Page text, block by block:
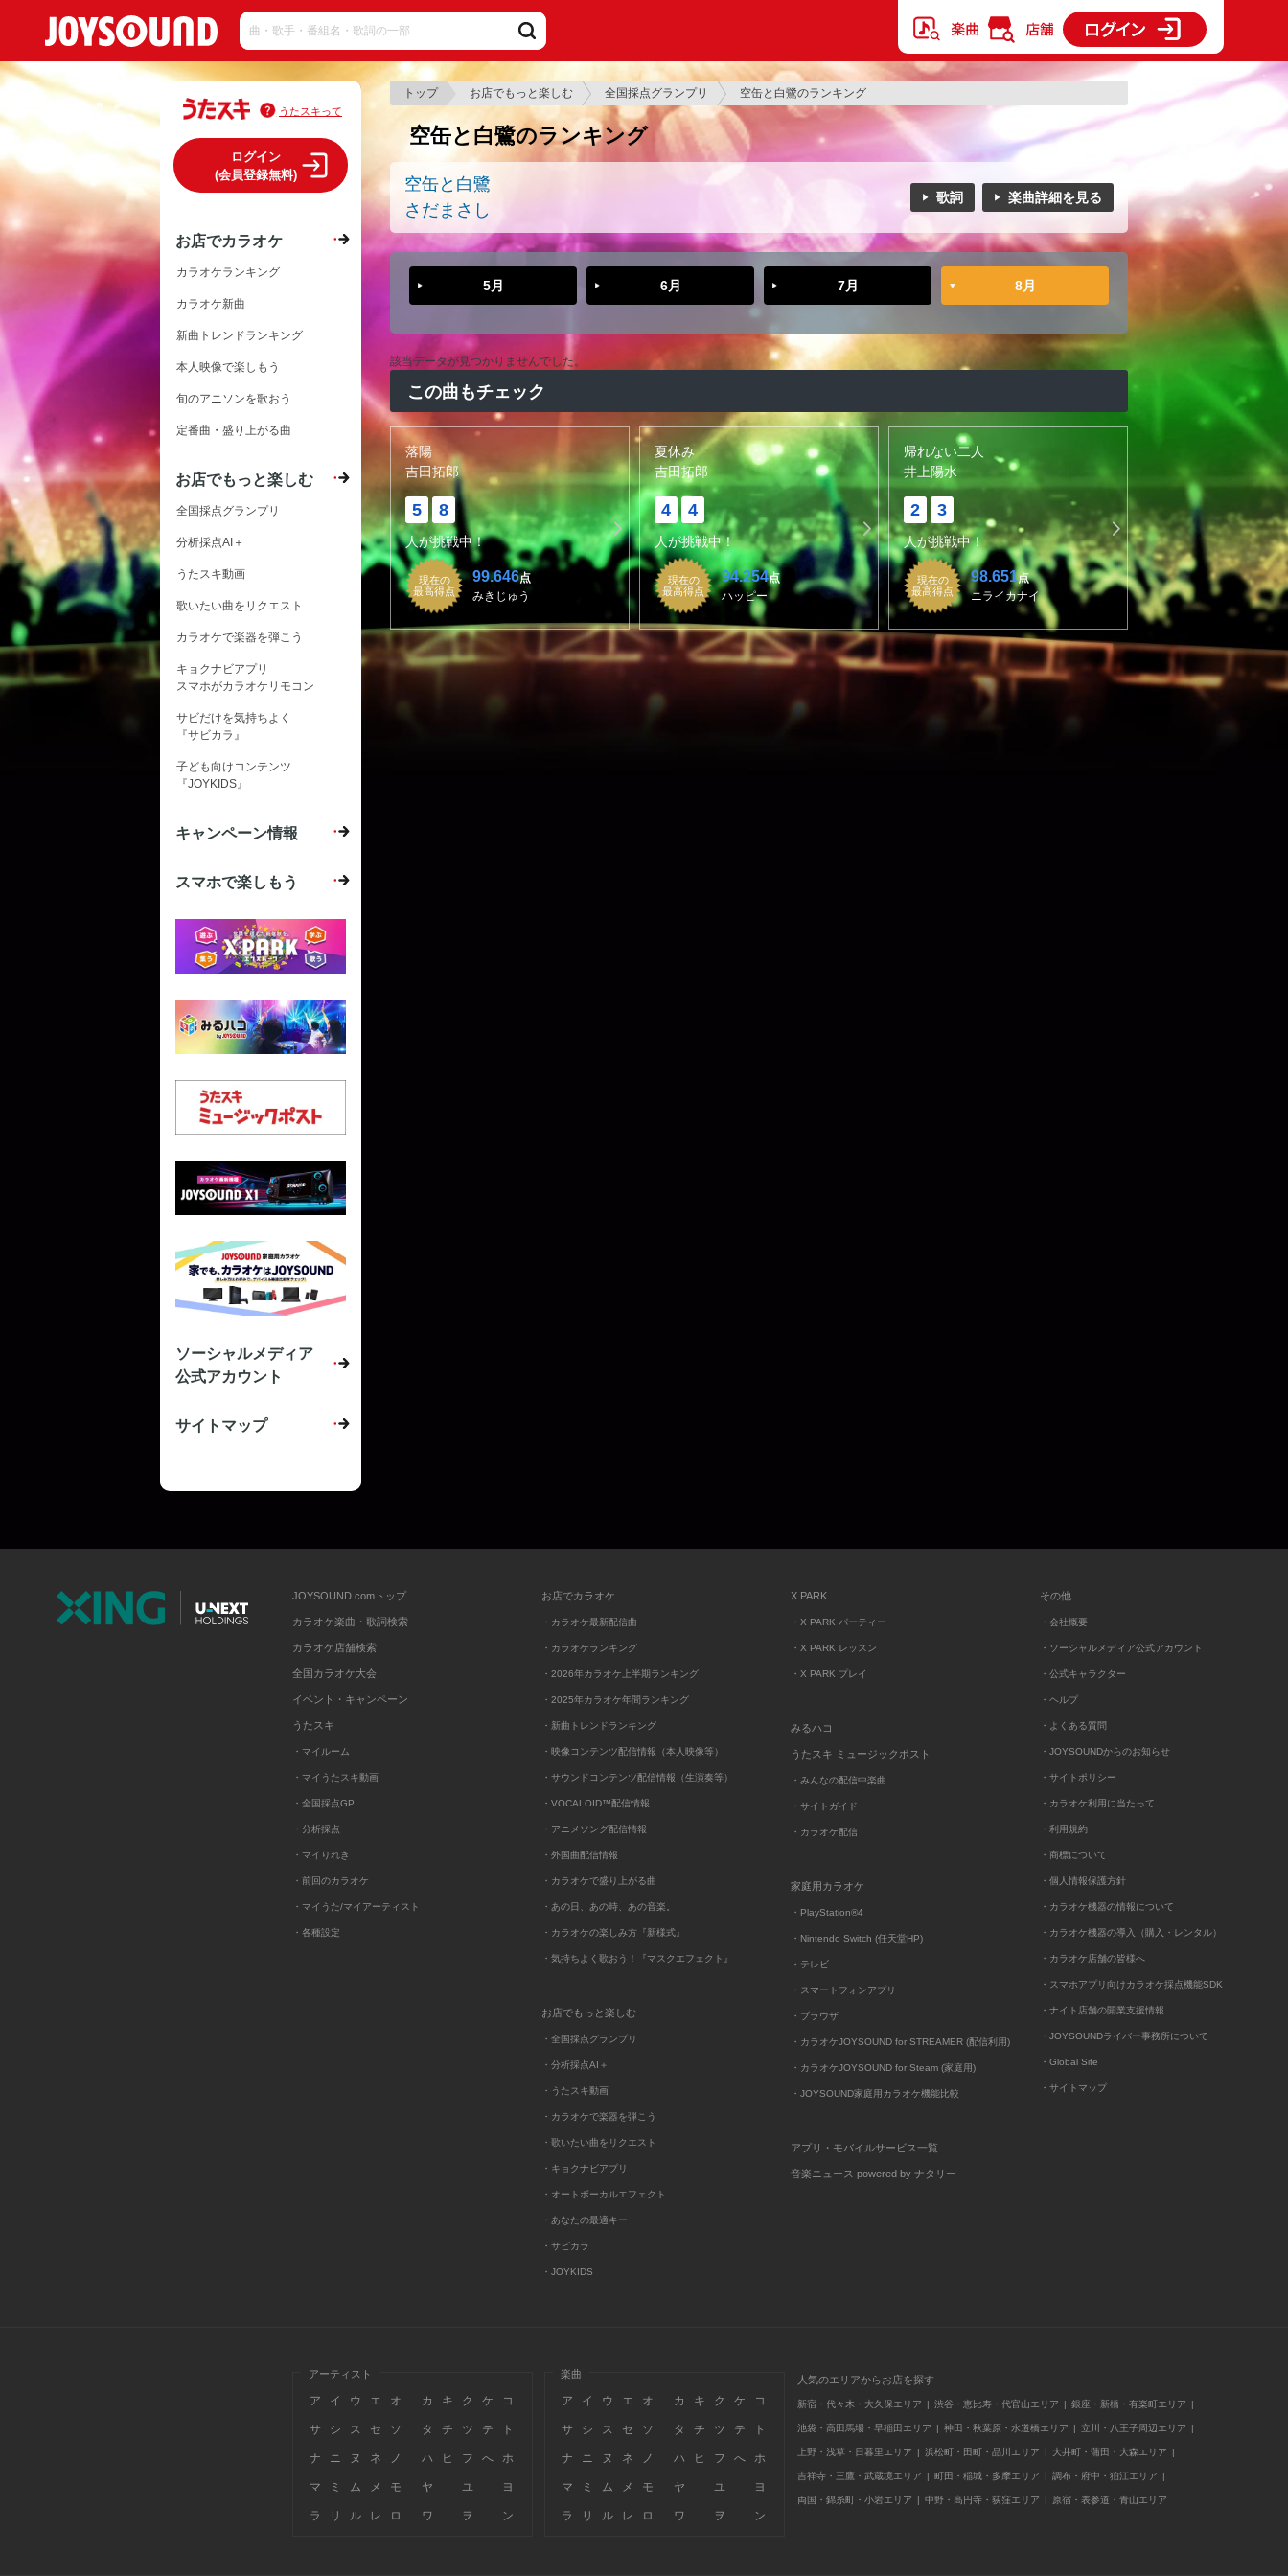
トップ お店でもっと楽しむ 全国採点グランプリ 空缶と白鷺のランキング
空缶と白鷺のランキング
空缶と白鷺
さだまさし
歌詞 楽曲詳細を見る
5月 6月 7月 8月
該当データが見つかりませんでした。
この曲もチェック
落陽
吉田拓郎
5 8
人が挑戦中！
現在の
最高得点
99.646点
みきじゅう
夏休み
吉田拓郎
4 4
人が挑戦中！
現在の
最高得点
94.254点
ハッピー
帰れない二人
井上陽水
2 3
人が挑戦中！
現在の
最高得点
98.651点
ニライカナイ
うたスキって
ログイン
(会員登録無料)
お店でカラオケ
カラオケランキング
カラオケ新曲
新曲トレンドランキング
本人映像で楽しもう
旬のアニソンを歌おう
定番曲・盛り上がる曲
お店でもっと楽しむ
全国採点グランプリ
分析採点AI＋
うたスキ動画
歌いたい曲をリクエスト
カラオケで楽器を弾こう
キョクナビアプリ
スマホがカラオケリモコン
サビだけを気持ちよく
『サビカラ』
子ども向けコンテンツ
『JOYKIDS』
キャンペーン情報
スマホで楽しもう
ソーシャルメディア
公式アカウント
サイトマップ
JOYSOUND.comトップ
カラオケ楽曲・歌詞検索
カラオケ店舗検索
全国カラオケ大会
イベント・キャンペーン
うたスキ
・マイルーム
・マイうたスキ動画
・全国採点GP
・分析採点
・マイりれき
・前回のカラオケ
・マイうた/マイアーティスト
・各種設定
お店でカラオケ
・カラオケ最新配信曲
・カラオケランキング
・2026年カラオケ上半期ランキング
・2025年カラオケ年間ランキング
・新曲トレンドランキング
・映像コンテンツ配信情報（本人映像等）
・サウンドコンテンツ配信情報（生演奏等）
・VOCALOID™配信情報
・アニメソング配信情報
・外国曲配信情報
・カラオケで盛り上がる曲
・あの日、あの時、あの音楽。
・カラオケの楽しみ方『新様式』
・気持ちよく歌おう！『マスクエフェクト』
お店でもっと楽しむ
・全国採点グランプリ
・分析採点AI＋
・うたスキ動画
・カラオケで楽器を弾こう
・歌いたい曲をリクエスト
・キョクナビアプリ
・オートボーカルエフェクト
・あなたの最適キー
・サビカラ
・JOYKIDS
X PARK
・X PARK パーティー
・X PARK レッスン
・X PARK プレイ
みるハコ
うたスキ ミュージックポスト
・みんなの配信中楽曲
・サイトガイド
・カラオケ配信
家庭用カラオケ
・PlayStation®4
・Nintendo Switch (任天堂HP)
・テレビ
・スマートフォンアプリ
・ブラウザ
・カラオケJOYSOUND for STREAMER (配信利用)
・カラオケJOYSOUND for Steam (家庭用)
・JOYSOUND家庭用カラオケ機能比較
アプリ・モバイルサービス一覧
音楽ニュース powered by ナタリー
その他
・会社概要
・ソーシャルメディア公式アカウント
・公式キャラクター
・ヘルプ
・よくある質問
・JOYSOUNDからのお知らせ
・サイトポリシー
・カラオケ利用に当たって
・利用規約
・商標について
・個人情報保護方針
・カラオケ機器の情報について
・カラオケ機器の導入（購入・レンタル）
・カラオケ店舗の皆様へ
・スマホアプリ向けカラオケ採点機能SDK
・ナイト店舗の開業支援情報
・JOYSOUNDライバー事務所について
・Global Site
・サイトマップ
アーティスト
ア イ ウ エ オ カ キ ク ケ コ
サ シ ス セ ソ タ チ ツ テ ト
ナ ニ ヌ ネ ノ ハ ヒ フ へ ホ
マ ミ ム メ モ ヤ ユ ヨ
ラ リ ル レ ロ ワ ヲ ン
楽曲
ア イ ウ エ オ カ キ ク ケ コ
サ シ ス セ ソ タ チ ツ テ ト
ナ ニ ヌ ネ ノ ハ ヒ フ へ ホ
マ ミ ム メ モ ヤ ユ ヨ
ラ リ ル レ ロ ワ ヲ ン
人気のエリアからお店を探す
新宿・代々木・大久保エリア 渋谷・恵比寿・代官山エリア 銀座・新橋・有楽町エリア
池袋・高田馬場・早稲田エリア 神田・秋葉原・水道橋エリア 立川・八王子周辺エリア
上野・浅草・日暮里エリア 浜松町・田町・品川エリア 大井町・蒲田・大森エリア
吉祥寺・三鷹・武蔵境エリア 町田・稲城・多摩エリア 調布・府中・狛江エリア
両国・錦糸町・小岩エリア 中野・高円寺・荻窪エリア 原宿・表参道・青山エリア